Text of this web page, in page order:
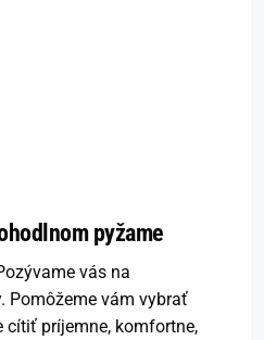
pyžame
vás na
Pomôžeme vám vybrať
cítiť príjemne, komfortne,